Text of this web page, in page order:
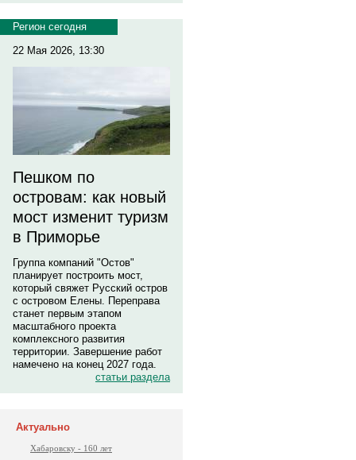
Регион сегодня
22 Мая 2026, 13:30
Пешком по
островам: как новый
мост изменит туризм
в Приморье
Группа компаний "Остов"
планирует построить мост,
который свяжет Русский остров
с островом Елены. Переправа
станет первым этапом
масштабного проекта
комплексного развития
территории. Завершение работ
намечено на конец 2027 года.
статьи раздела
Актуально
Хабаровску - 160 лет